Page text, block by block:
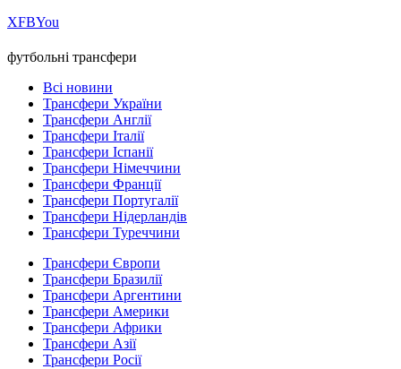
ХFBYou
футбольні трансфери
Всі новини
Трансфери України
Трансфери Англії
Трансфери Італії
Трансфери Іспанії
Трансфери Німеччини
Трансфери Франції
Трансфери Португалії
Трансфери Нідерландів
Трансфери Туреччини
Трансфери Європи
Трансфери Бразилії
Трансфери Аргентини
Трансфери Америки
Трансфери Африки
Трансфери Азії
Трансфери Росії